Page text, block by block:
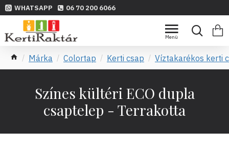
WHATSAPP 06 70 200 6066
Márka Colortap Kerti csap Víztakarékos kerti
Színes kültéri ECO dupla
csaptelep - Terrakotta